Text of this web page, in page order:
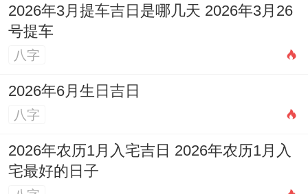
就在现代社会；尽管科学主导 -但黄历仍为
许多人提供心理安慰合文化传承 -值的尊重
与理性运用！记住;吉日只是辅助~真正的成
功还需依靠努力跟智慧，祝愿大家在丙午马
2026年3月提车吉日是哪几天 2026年3月26
号提车
八字
2026年6月生日吉日
八字
2026年农历1月入宅吉日 2026年农历1月入
宅最好的日子